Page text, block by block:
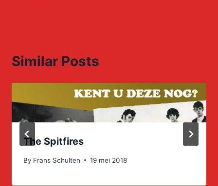
Similar Posts
The Spitfires
By Frans Schulten 19 mei 2018